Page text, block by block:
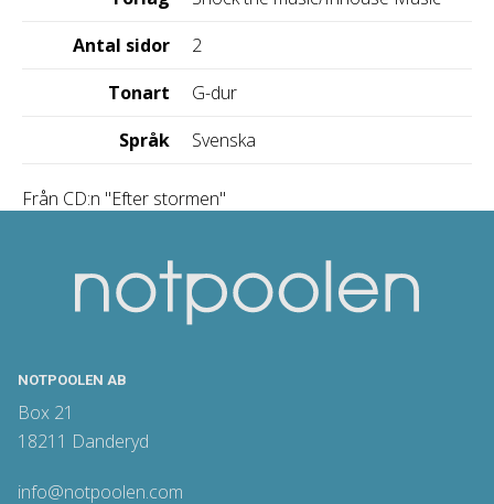
Antal sidor
2
Tonart
G-dur
Språk
Svenska
Från CD:n "Efter stormen"
NOTPOOLEN AB
Box 21
18211 Danderyd
info@notpoolen.com